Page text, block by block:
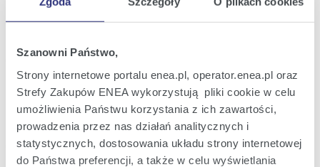
Szanowni Państwo,
Strony internetowe portalu enea.pl, operator.enea.pl oraz
Strefy Zakupów ENEA wykorzystują pliki cookie w celu
umożliwienia Państwu korzystania z ich zawartości,
prowadzenia przez nas działań analitycznych i
statystycznych, dostosowania układu strony internetowej
do Państwa preferencji, a także w celu wyświetlania
04
17:22
Raport bieżący nr 2/2023
Informacja o rezygnacji z pełnienia
sty
2023
13:39
Raport bieżący nr 1/2023
Informacje w sprawie transakcji na
instrumentach finansowych Emitenta